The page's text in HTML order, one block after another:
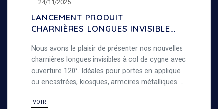
24/11/2025
LANCEMENT PRODUIT –
CHARNIÈRES LONGUES INVISIBLES
120°
Nous avons le plaisir de présenter nos nouvelles
charnières longues invisibles à col de cygne avec
ouverture 120°. Idéales pour portes en applique
ou encastrées, kiosques, armoires métalliques et
polyvalence.
VOIR